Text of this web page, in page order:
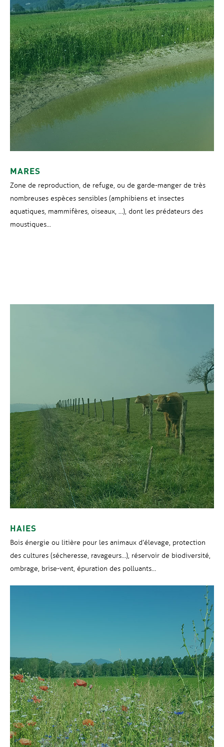
MARES
Zone de reproduction, de refuge, ou de garde-manger de très
nombreuses espèces sensibles (amphibiens et insectes
aquatiques, mammifères, oiseaux, …), dont les prédateurs des
moustiques...
HAIES
Bois énergie ou litière pour les animaux d’élevage, protection
des cultures (sécheresse, ravageurs…), réservoir de biodiversité,
ombrage, brise-vent, épuration des polluants…